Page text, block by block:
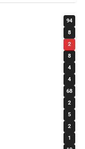
94
8
2
8
4
4
68
2
5
2
1